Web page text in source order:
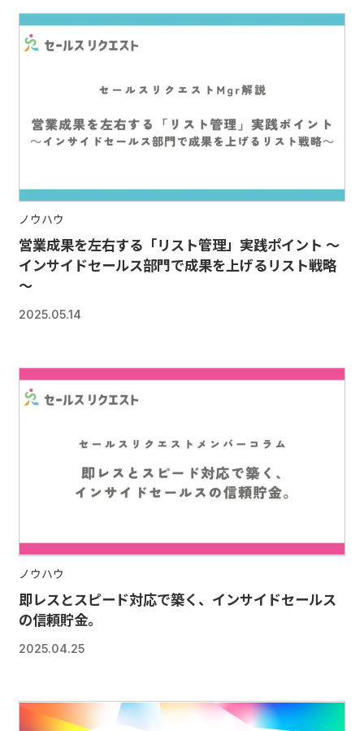
ノウハウ
営業成果を左右する「リスト管理」実践ポイント ～
インサイドセールス部門で成果を上げるリスト戦略
～
2025.05.14
ノウハウ
即レスとスピード対応で築く、インサイドセールス
の信頼貯金。
2025.04.25